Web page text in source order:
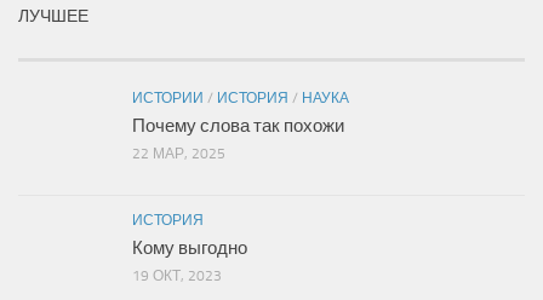
ЛУЧШЕЕ
ИСТОРИИ / ИСТОРИЯ / НАУКА
Почему слова так похожи
22 МАР, 2025
ИСТОРИЯ
Кому выгодно
19 ОКТ, 2023